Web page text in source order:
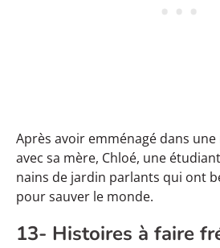
Après avoir emménagé dans
avec sa mère, Chloé, une
nains de jardin parlants qui ont
pour sauver le monde.
13- Histoires à faire